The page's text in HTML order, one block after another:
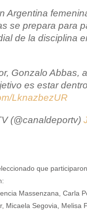
Argentina
se prepara para
de la disciplina
Gonzalo Abbas,
es estar
LknazbezUR
(@canaldeportv)
que
Massenzana, Carla
Micaela Segovia, Melisa